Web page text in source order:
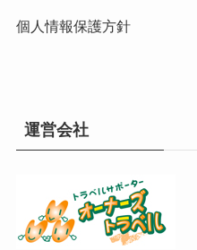
個人情報保護方針
運営会社